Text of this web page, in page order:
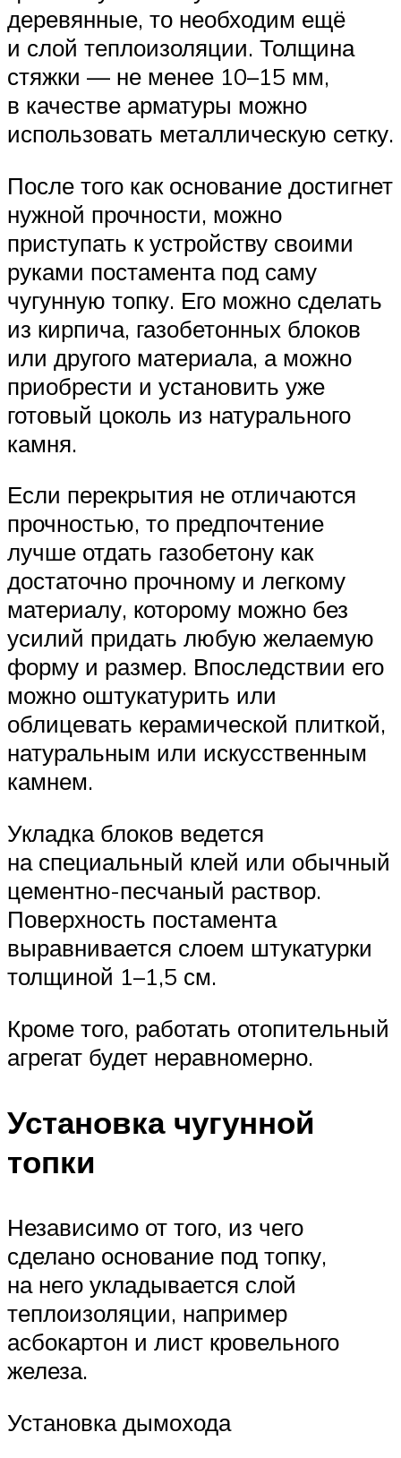
деревянные, то необходим ещё
и слой теплоизоляции. Толщина
стяжки — не менее 10–15 мм,
в качестве арматуры можно
использовать металлическую сетку.
После того как основание достигнет
нужной прочности, можно
приступать к устройству своими
руками постамента под саму
чугунную топку. Его можно сделать
из кирпича, газобетонных блоков
или другого материала, а можно
приобрести и установить уже
готовый цоколь из натурального
камня.
Если перекрытия не отличаются
прочностью, то предпочтение
лучше отдать газобетону как
достаточно прочному и легкому
материалу, которому можно без
усилий придать любую желаемую
форму и размер. Впоследствии его
можно оштукатурить или
облицевать керамической плиткой,
натуральным или искусственным
камнем.
Укладка блоков ведется
на специальный клей или обычный
цементно-песчаный раствор.
Поверхность постамента
выравнивается слоем штукатурки
толщиной 1–1,5 см.
Кроме того, работать отопительный
агрегат будет неравномерно.
Установка чугунной
топки
Независимо от того, из чего
сделано основание под топку,
на него укладывается слой
теплоизоляции, например
асбокартон и лист кровельного
железа.
Установка дымохода